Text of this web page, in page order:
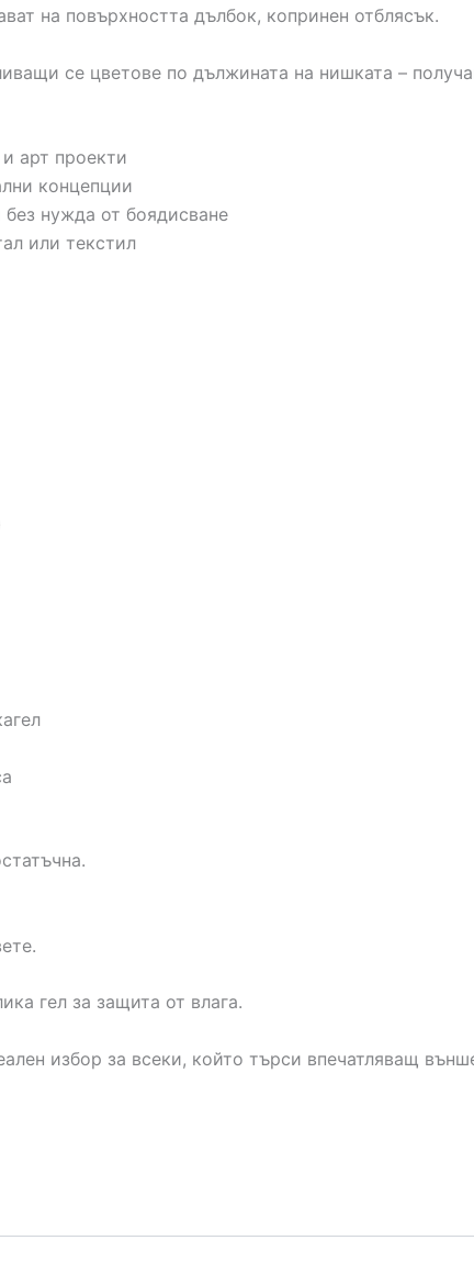
на повърхността дълбок, копринен отблясък.
се цветове по дължината на нишката –
арт проекти
концепции
нужда от боядисване
или текстил
гел за защита от влага.
избор за всеки, който търси впечатляващ